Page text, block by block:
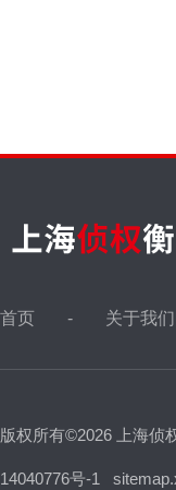
首页 关于我们
版权所有©2026 上海侦
14040776号-1